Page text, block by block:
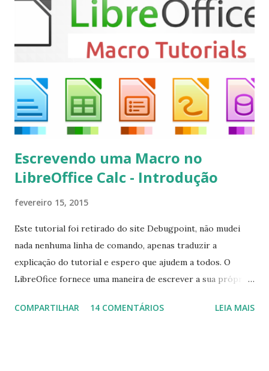
sudo apt-get install kodi Use o comando a seguir para
instalar codecs de áudio e outros complementos,
executando: $ sudo apt-get install --install-suggests
kodi Para remover, execute: $ sudo apt-get remove
Escrevendo uma Macro no
LibreOffice Calc - Introdução
fevereiro 15, 2015
Este tutorial foi retirado do site Debugpoint, não mudei
nada nenhuma linha de comando, apenas traduzir a
explicação do tutorial e espero que ajudem a todos. O
LibreOfice fornece uma maneira de escrever a sua própria
aplicativo de escritório. Você pode usar Python ou Basic
COMPARTILHAR 14 COMENTÁRIOS LEIA MAIS